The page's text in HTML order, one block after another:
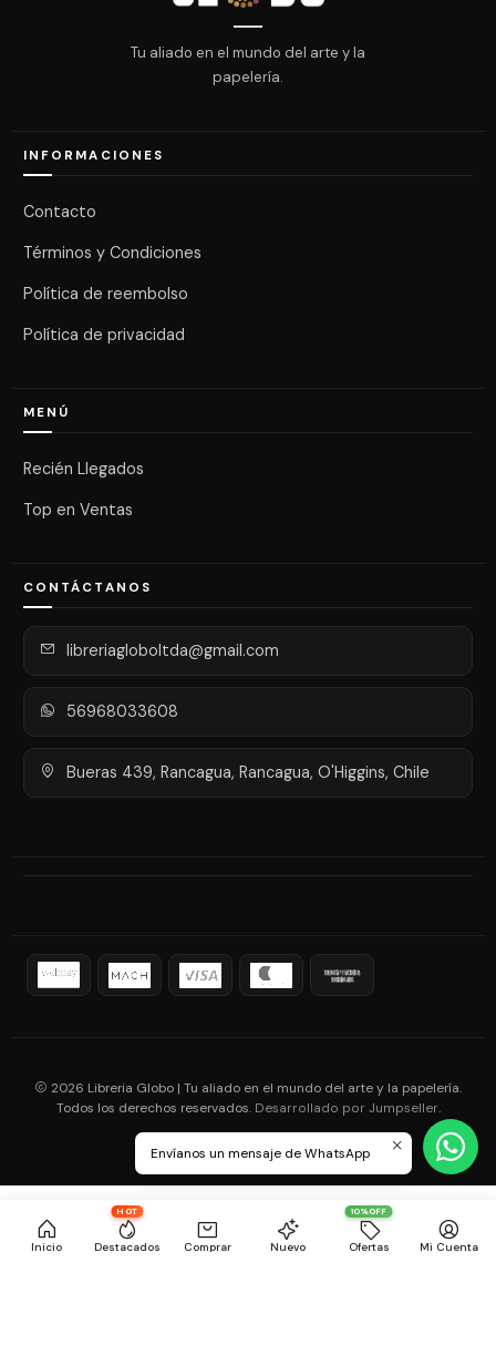
Inicio
HOT
Destacados Comprar Nuevo
10%OFF
Ofertas Mi Cuenta
Tu aliado en el mundo del arte y la
papelería.
INFORMACIONES
Contacto
Términos y Condiciones
Política de reembolso
Política de privacidad
MENÚ
Recién Llegados
Top en Ventas
CONTÁCTANOS
libreriagloboltda@gmail.com
56968033608
Bueras 439, Rancagua, Rancagua, O'Higgins, Chile
2026 Libreria Globo | Tu aliado en el mundo del arte y la papelería.
Todos los derechos reservados. Desarrollado por Jumpseller.
Envíanos un mensaje de WhatsApp